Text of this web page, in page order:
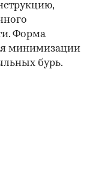
Форма
минимизации
бурь.